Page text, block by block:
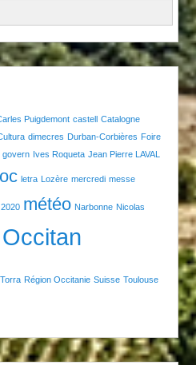
Puigdemont castell Catalogne
dimecres Durban-Corbières Foire
govern Ives Roqueta Jean Pierre LAVAL
letra Lozère mercredi messe
météo Narbonne Nicolas
Région Occitanie Suisse Toulouse